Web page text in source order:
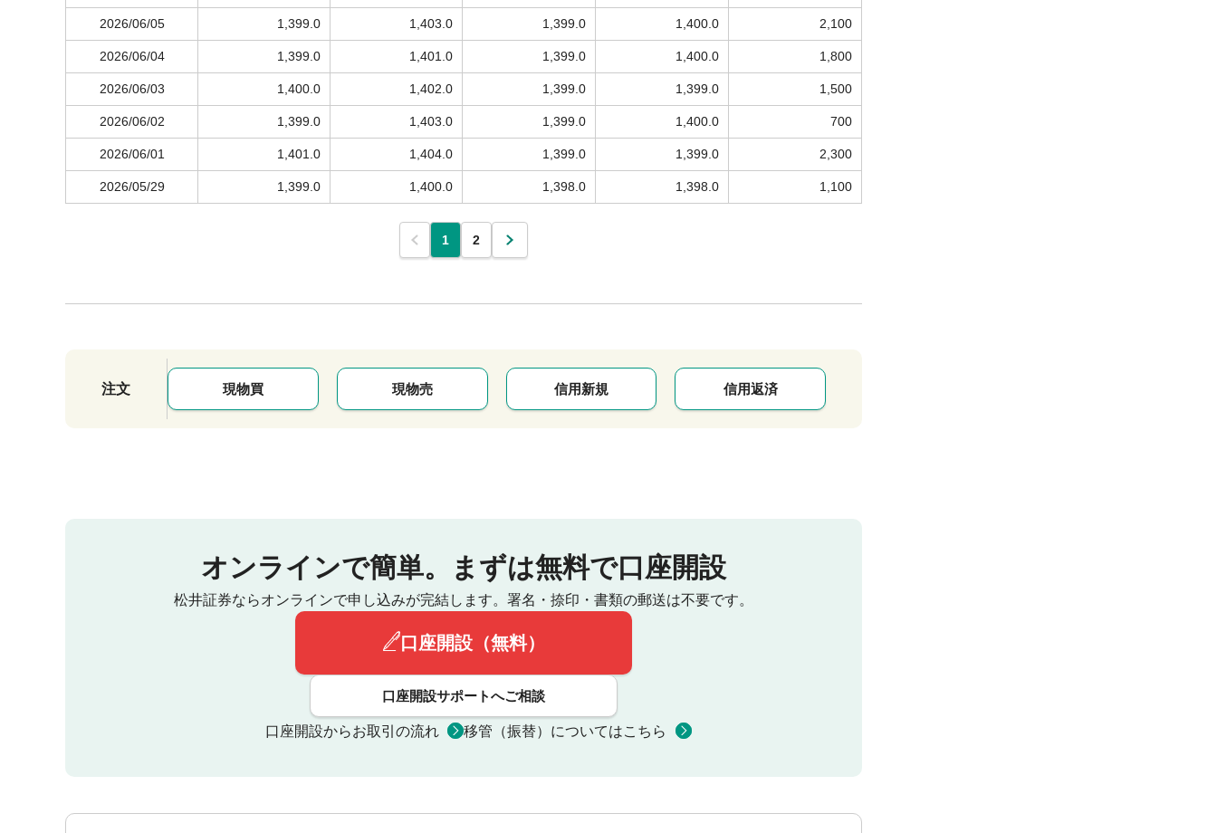
2026/06/05 1,399.0 1,403.0 1,399.0 1,400.0 2,100
2026/06/04 1,399.0 1,401.0 1,399.0 1,400.0 1,800
2026/06/03 1,400.0 1,402.0 1,399.0 1,399.0 1,500
2026/06/02 1,399.0 1,403.0 1,399.0 1,400.0 700
2026/06/01 1,401.0 1,404.0 1,399.0 1,399.0 2,300
2026/05/29 1,399.0 1,400.0 1,398.0 1,398.0 1,100
1 2
注文 現物買 現物売 信用新規 信用返済
オンラインで簡単。 まずは無料で口座開設
松井証券ならオンラインで申し込みが完結します。 署名・捺印・書類の郵送は不要です。
口座開設（無料）
口座開設サポートへご相談
口座開設からお取引の流れ 移管（振替）についてはこちら